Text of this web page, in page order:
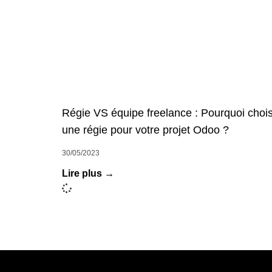
Régie VS équipe freelance : Pourquoi
une régie pour votre projet Odoo ?
30/05/2023
Lire plus →